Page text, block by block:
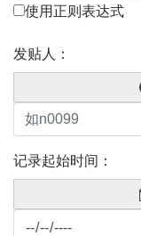
使用正则表达式
发贴人：
记录起始时间：